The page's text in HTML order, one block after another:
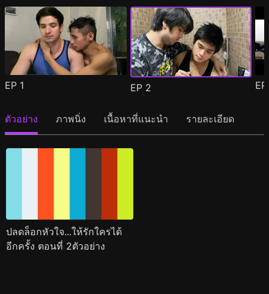
EP 1 EP 2
ตัวอย่าง ภาพนิ่ง เนื้อหาที่แนะนำ รายละเอียด
ปลดล็อกหัวใจ...ให้รักใครได้
อีกครั้ง ตอนที่ 2ตัวอย่าง